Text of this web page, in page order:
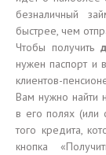
безналичный
быстрее, чем
Чтобы получить
нужен паспорт и
клиентов-
Вам нужно найти
в его полях
того кредита,
кнопка